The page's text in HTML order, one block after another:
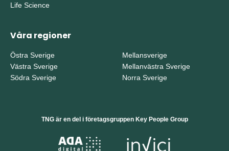
Life Science
Våra regioner
Östra Sverige
Västra Sverige
Södra Sverige
Mellansverige
Mellanvästra Sverige
Norra Sverige
TNG är en del i företagsgruppen Key People Group